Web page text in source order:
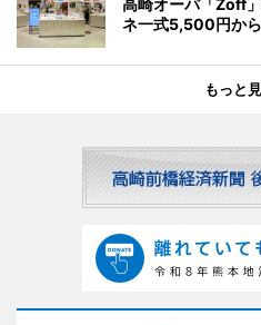
高崎オーパ「Zoff
ネ一式5,500円から
もっと